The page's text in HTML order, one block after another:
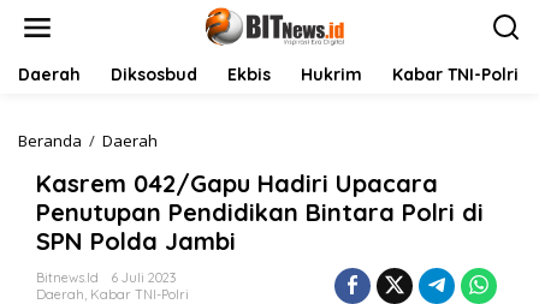
Daerah Diksosbud Ekbis Hukrim Kabar TNI-Polri
Beranda / Daerah
s
r
e
m
0
4
Kasrem 042/Gapu Hadiri Upacara
Penutupan Pendidikan Bintara Polri di
SPN Polda Jambi
Bitnews.id
6 Juli 2023
Daerah, Kabar TNI-Polri